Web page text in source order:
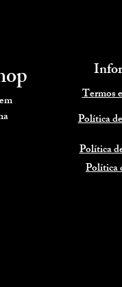
Termos
Política
Política
Política